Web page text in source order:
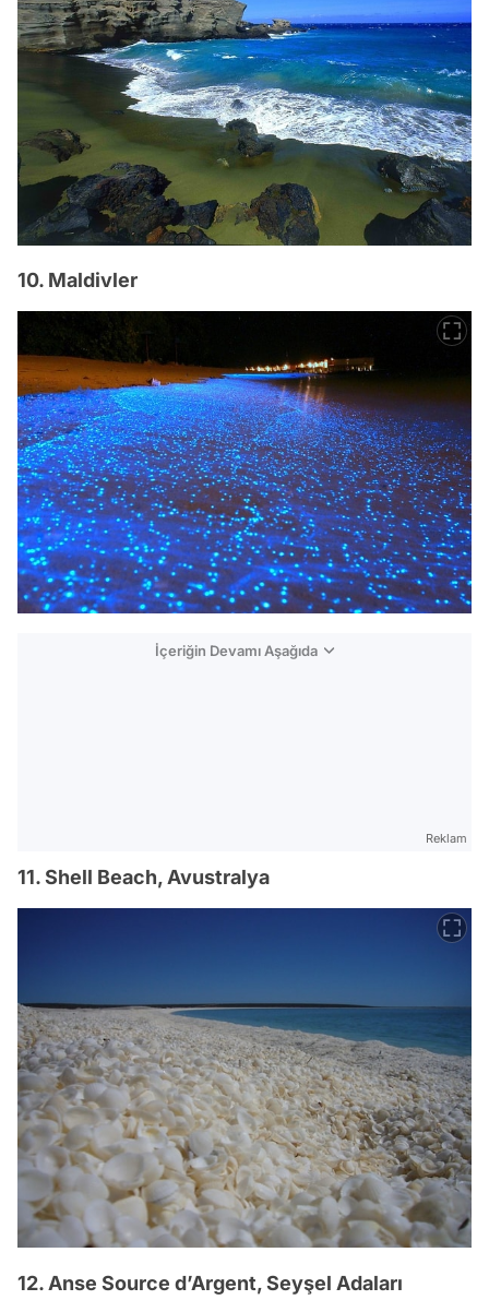
10. Maldivler
İçeriğin Devamı Aşağıda
Reklam
11. Shell Beach, Avustralya
12. Anse Source d’Argent, Seyşel Adaları